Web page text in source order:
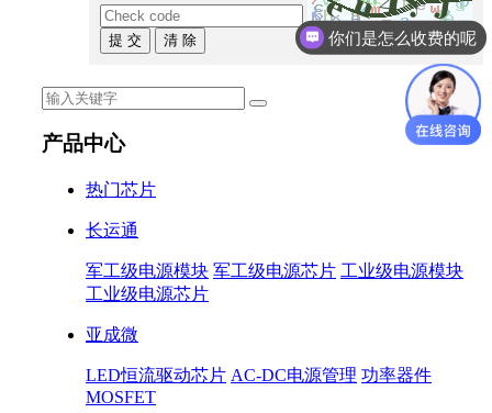
提 交 清 除
产品中心
热门芯片
长运通
军工级电源模块 军工级电源芯片 工业级电源模块
工业级电源芯片
亚成微
LED恒流驱动芯片 AC-DC电源管理 功率器件
MOSFET
你们是怎么收费的呢